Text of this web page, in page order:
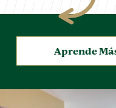
Aprende